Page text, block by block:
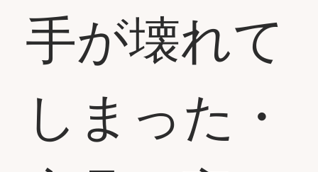
手が壊れて
しまった・